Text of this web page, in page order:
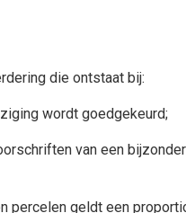
die ontstaat bij:
wordt goedgekeurd;
van een
percelen geldt een